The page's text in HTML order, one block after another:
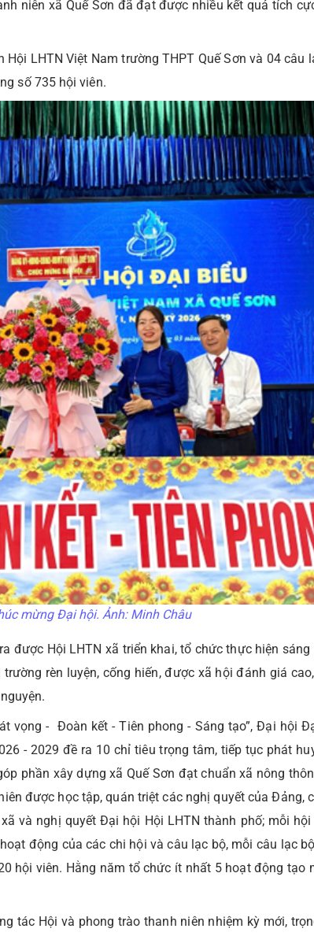
niên xã Quế Sơn đã đạt được nhiều kết quả tích
LHTN Việt Nam trường THPT Quế Sơn và 04 câu
số 735 hội viên.
mừng Đại hội. Ảnh: Minh Châu
được Hội LHTN xã triển khai, tổ chức thực hiện
rèn luyện, cống hiến, được xã hội đánh giá
vọng - Đoàn kết - Tiên phong - Sáng tạo”, Đại hội
- 2029 đề ra 10 chỉ tiêu trọng tâm, tiếp tục phát
phần xây dựng xã Quế Sơn đạt chuẩn xã nông
được học tập, quán triệt các nghị quyết của Đảng,
và nghị quyết Đại hội Hội LHTN thành phố; mỗi
động của các chi hội và câu lạc bộ, mỗi câu lạc
hội viên. Hằng năm tổ chức ít nhất 5 hoạt động tạo
tác Hội và phong trào thanh niên nhiệm kỳ mới,